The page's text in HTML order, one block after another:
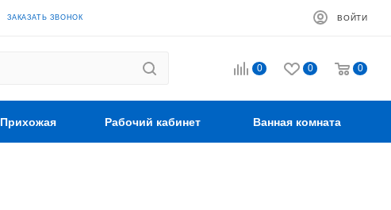
ЗАКАЗАТЬ ЗВОНОК ВОЙТИ
0 0 0
Прихожая Рабочий кабинет Ванная комната